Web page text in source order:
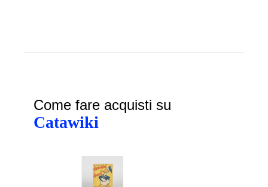
Come fare acquisti su
Catawiki